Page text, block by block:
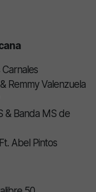
Carnales
Remmy Valenzuela
& Banda MS de
Abel Pintos